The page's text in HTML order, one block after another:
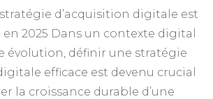
d’acquisition digitale est
2025 Dans un contexte digital
évolution, définir une stratégie
efficace est devenu crucial
la croissance durable d’une